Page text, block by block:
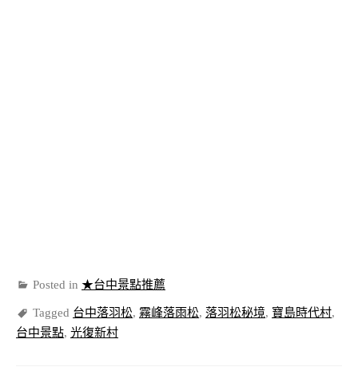
Posted in ★台中景點推薦
Tagged 台中落羽松, 霧峰落雨松, 落羽松秘境, 寶島時代村,
台中景點, 光復新村